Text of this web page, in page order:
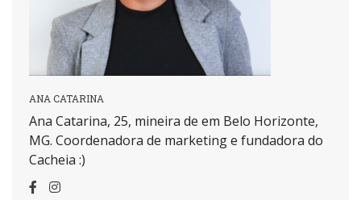
ANA CATARINA
Ana Catarina, 25, mineira de em Belo Horizonte,
MG. Coordenadora de marketing e fundadora do
Cacheia :)